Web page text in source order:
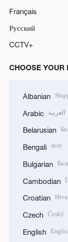
Français
Русский
CCTV+
CHOOSE YOUR
Albanian
Arabic العربية
Belarusian
Bengali বাংলা
Bulgarian
Cambodian
Croatian
Czech Český
English